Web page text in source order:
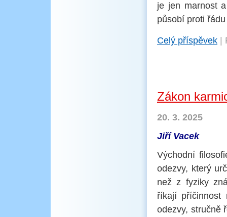
je jen marnost
působí proti
Celý příspěvek
Zákon
20. 3. 2025
Jiří Vacek
Východní
odezvy, který
než z fyziky
říkají příčinnost
odezvy, stručně